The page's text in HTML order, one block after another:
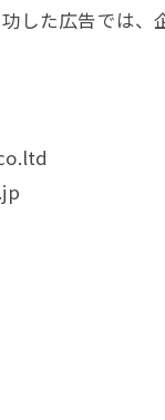
した広告では